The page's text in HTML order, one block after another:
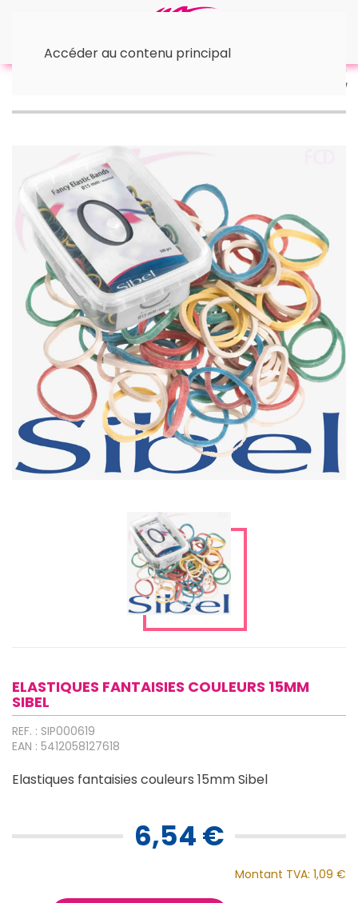
Accéder au contenu principal
ELASTIQUES FANTAISIES COULEURS 15MM
SIBEL
REF. : SIP000619
EAN : 5412058127618
Elastiques fantaisies couleurs 15mm Sibel
6,54 €
Montant TVA: 1,09 €